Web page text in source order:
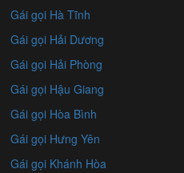
Gái gọi Hà Tĩnh
Gái gọi Hải Dương
Gái gọi Hải Phòng
Gái gọi Hậu Giang
Gái gọi Hòa Bình
Gái gọi Hưng Yên
Gái gọi Khánh Hòa